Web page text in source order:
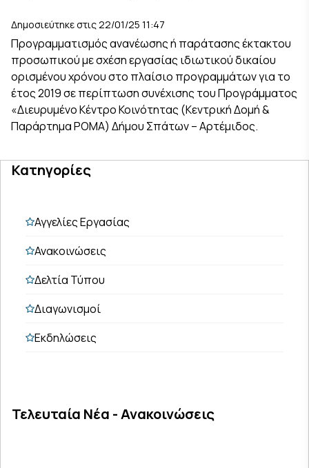
Δημοσιεύτηκε στις 22/01/25 11:47
Προγραμματισμός ανανέωσης ή παράτασης έκτακτου
προσωπικού με σχέση εργασίας ιδιωτικού δικαίου
ορισμένου χρόνου στο πλαίσιο προγραμμάτων για το
έτος 2019 σε περίπτωση συνέχισης του Προγράμματος
«Διευρυμένο Κέντρο Κοινότητας (Κεντρική Δομή &
Παράρτημα ΡΟΜΑ) Δήμου Σπάτων – Αρτέμιδος.
Κατηγορίες
Αγγελίες Εργασίας
Ανακοινώσεις
Δελτία Τύπου
Διαγωνισμοί
Εκδηλώσεις
Τελευταία Νέα - Ανακοινώσεις